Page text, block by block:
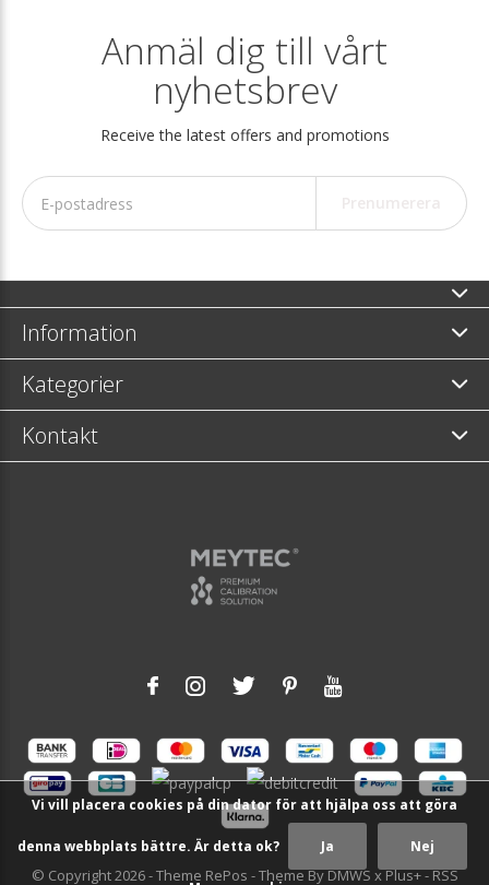
Anmäl dig till vårt
nyhetsbrev
Receive the latest offers and promotions
Information
Kategorier
Kontakt
© Copyright2026- Theme RePos - Theme ByDMWS xPlus+-RSS
Vi vill placera cookies på din dator för att hjälpa oss att göra
denna webbplats bättre. Är detta ok? Ja Nej